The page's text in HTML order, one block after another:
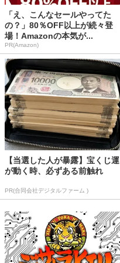
「え、こんなセールやってた
の？」80％OFF以上が続々登
場！Amazonの本気が...
PR(Amazon)
【当選した人が暴露】宝くじ運
が動く時、必ずある前触れ
PR(合同会社デジタルファーム )